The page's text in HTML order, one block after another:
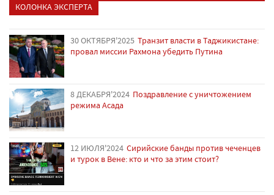
КОЛОНКА ЭКСПЕРТА
30 ОКТЯБРЯ'2025 Транзит власти в Таджикистане:
провал миссии Рахмона убедить Путина
8 ДЕКАБРЯ'2024 Поздравление с уничтожением
режима Асада
12 ИЮЛЯ'2024 Сирийские банды против чеченцев
и турок в Вене: кто и что за этим стоит?